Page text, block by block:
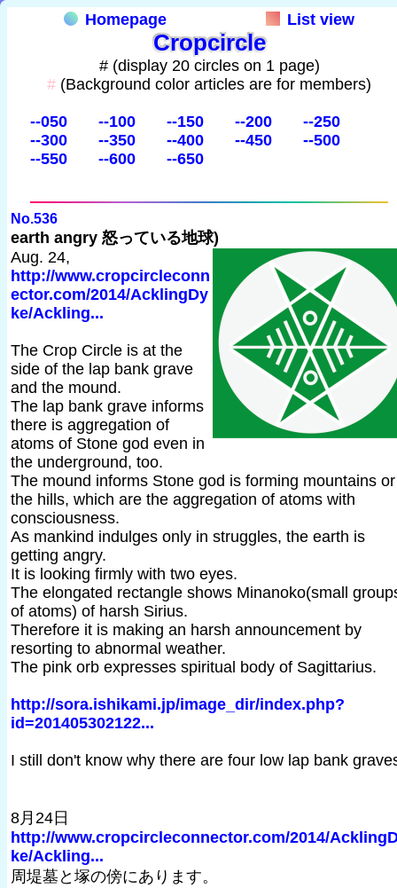
Homepage List view
Cropcircle
# (display 20 circles on 1 page)
# (Background color articles are for members)
--050 --100 --150 --200
--250
--300
--350 --400 --450
--500
--550
--600 --650
No.536
earth angry 怒っている地球)
Aug. 24,
http://www.cropcircleconn
ector.com/2014/AcklingDy
ke/Ackling...
The Crop Circle is at the
side of the lap bank grave
and the mound.
The lap bank grave informs
there is aggregation of
atoms of Stone god even in
the underground, too.
The mound informs Stone god is forming mountains or
the hills, which are the aggregation of atoms with
consciousness.
As mankind indulges only in struggles, the earth is
getting angry.
It is looking firmly with two eyes.
The elongated rectangle shows Minanoko(small
of atoms) of harsh Sirius.
Therefore it is making an harsh announcement by
resorting to abnormal weather.
The pink orb expresses spiritual body of Sagittarius.
http://sora.ishikami.jp/image_dir/index.php?
id=201405302122...
I still don't know why there are four low lap bank
8月24日
http://www.cropcircleconnector.com/2014/
ke/Ackling...
周堤墓と塚の傍にあります。